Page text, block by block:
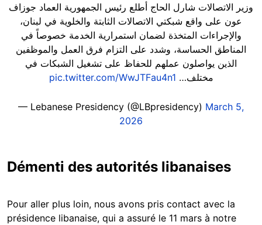
وزير الاتصالات شارل الحاج أطلع رئيس الجمهورية العماد جوزاف
عون على واقع شبكتي الاتصالات الثابتة والخلوية في لبنان،
والإجراءات المتخذة لضمان استمرارية الخدمة خصوصاً في
المناطق الحساسة، وشدد على التزام فرق العمل والموظفين
الذين يواصلون عملهم للحفاظ على تشغيل الشبكات في
مختلف… pic.twitter.com/WwJTFau4n1
— Lebanese Presidency (@LBpresidency) March 5,
2026
Démenti des autorités libanaises
Pour aller plus loin, nous avons pris contact avec la
présidence libanaise, qui a assuré le 11 mars à notre